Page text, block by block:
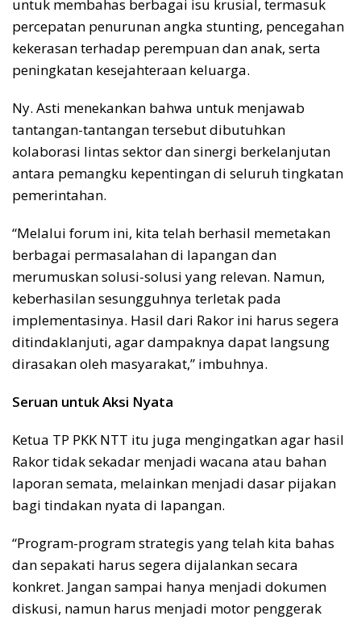
untuk membahas berbagai isu krusial, termasuk
percepatan penurunan angka stunting, pencegahan
kekerasan terhadap perempuan dan anak, serta
peningkatan kesejahteraan keluarga.
Ny. Asti menekankan bahwa untuk menjawab
tantangan-tantangan tersebut dibutuhkan
kolaborasi lintas sektor dan sinergi berkelanjutan
antara pemangku kepentingan di seluruh tingkatan
pemerintahan.
“Melalui forum ini, kita telah berhasil memetakan
berbagai permasalahan di lapangan dan
merumuskan solusi-solusi yang relevan. Namun,
keberhasilan sesungguhnya terletak pada
implementasinya. Hasil dari Rakor ini harus segera
ditindaklanjuti, agar dampaknya dapat langsung
dirasakan oleh masyarakat,” imbuhnya.
Seruan untuk Aksi Nyata
Ketua TP PKK NTT itu juga mengingatkan agar hasil
Rakor tidak sekadar menjadi wacana atau bahan
laporan semata, melainkan menjadi dasar pijakan
bagi tindakan nyata di lapangan.
“Program-program strategis yang telah kita bahas
dan sepakati harus segera dijalankan secara
konkret. Jangan sampai hanya menjadi dokumen
diskusi, namun harus menjadi motor penggerak